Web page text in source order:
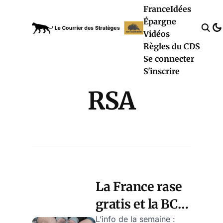
FranceIdées
Épargne
Vidéos
Règles du CDS
Se connecter
S'inscrire
RSA
La France rase
gratis et la BCE
L’info de la semaine :